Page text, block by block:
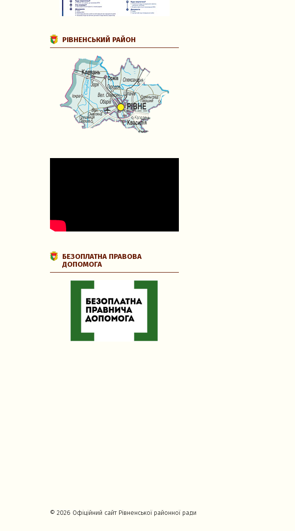
РІВНЕНСЬКИЙ РАЙОН
БЕЗОПЛАТНА ПРАВОВА
ДОПОМОГА
© 2026 Офіційний сайт Рівненської районної ради